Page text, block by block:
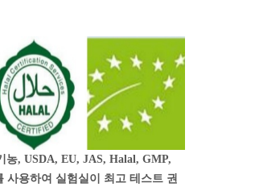
농, USDA, EU, JAS, Halal, GMP,
사용하여 실험실이 최고 테스트 권